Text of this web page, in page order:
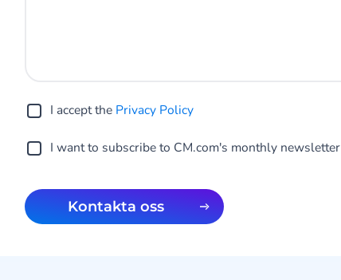
I accept the Privacy Policy
I want to subscribe to CM.com's monthly newsletter
Kontakta oss